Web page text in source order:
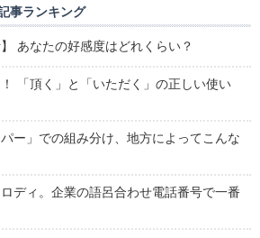
事ランキング
】 あなたの好感度はどれくらい？
「頂く」と「いただく」の正しい使い
ー」での組み分け、地方によってこんな
ディ。企業の語呂合わせ電話番号で一番